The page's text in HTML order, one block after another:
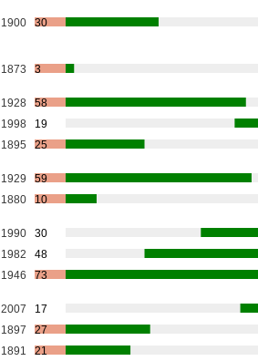
1900 30
1873 3
1928
58
1998
19
1895 25
1929
59
1880 10
1990
30
1982
48
1946 73
2007
17
1897
27
1891
21